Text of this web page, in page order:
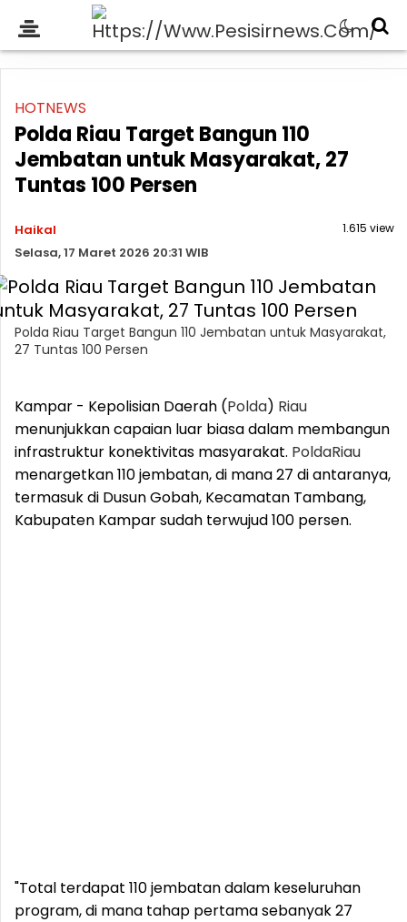
HOTNEWS
Polda Riau Target Bangun 110
Jembatan untuk Masyarakat, 27
Tuntas 100 Persen
Haikal
Selasa, 17 Maret 2026 20:31 WIB
1.615 view
Polda Riau Target Bangun 110 Jembatan untuk Masyarakat,
27 Tuntas 100 Persen
Kampar - Kepolisian Daerah (Polda) Riau
menunjukkan capaian luar biasa dalam membangun
infrastruktur konektivitas masyarakat. PoldaRiau
menargetkan 110 jembatan, di mana 27 di antaranya,
termasuk di Dusun Gobah, Kecamatan Tambang,
Kabupaten Kampar sudah terwujud 100 persen.
"Total terdapat 110 jembatan dalam keseluruhan
program, di mana tahap pertama sebanyak 27